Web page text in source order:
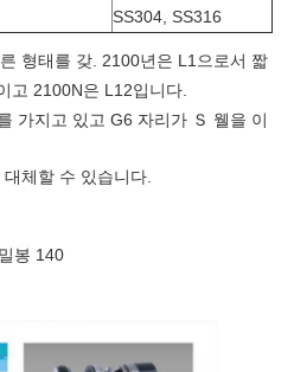
SS304, SS316
형태를 갖. 2100년은 L1으로서 짧
고 2100N은 L12입니다.
가지고 있고 G6 자리가 Ｓ 웰을 이
체할 수 있습니다.
봉 140